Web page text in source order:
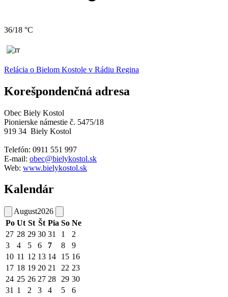
36/18 °C
Relácia o Bielom Kostole v Rádiu Regina
Korešpondenčná adresa
Obec Biely Kostol
Pionierske námestie č. 5475/18
919 34 Biely Kostol
Telefón: 0911 551 997
E-mail: obec@bielykostol.sk
Web: www.bielykostol.sk
Kalendár
August2026
Po Ut St Št Pia So Ne
27 28 29 30 31 1
2
3
4 5 6 7 8
9
10 11 12 13 14 15 16
17 18 19 20 21 22 23
24 25 26 27 28 29 30
31 1 2 3 4 5 6